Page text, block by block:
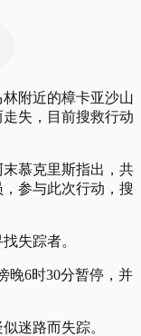
林附近的樟卡亚沙山
走失，目前搜救行动
慕克里斯指出，共
参与此次行动，搜
失踪者。
晚6时30分暂停，并
迷路而失踪。